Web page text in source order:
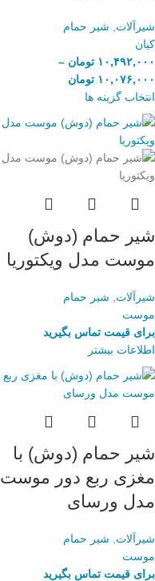
شیرآلات
شیر حمام
کیان
۱۰,۴۹۲,۰۰۰ تومان –
۱۰,۰۷۶,۰۰۰ تومان
انتخاب گزینه ها
شیر حمام (دوش)
موست مدل ویکتوریا
شیرآلات
شیر حمام
موست
برای قیمت تماس بگیرید
اطلاعات بیشتر
شیر حمام (دوش) با
مغزی ربع دور موست
مدل ورسای
شیرآلات
شیر حمام
موست
برای قیمت تماس بگیرید